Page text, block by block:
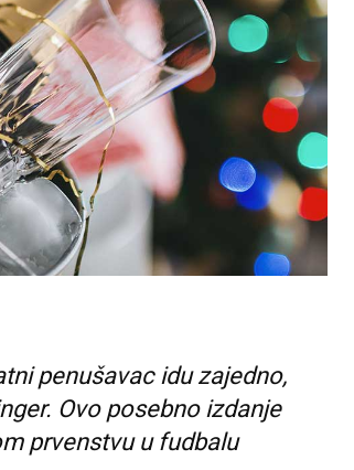
penušavac idu zajedno,
Ovo posebno izdanje
prvenstvu u fudbalu